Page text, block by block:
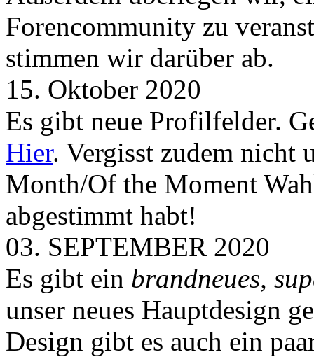
Forencommunity zu
stimmen wir darüber ab.
15. Oktober 2020
Es gibt neue Profilfelder.
Hier. Vergisst zudem nicht
Month/Of the Moment
abgestimmt habt!
03. SEPTEMBER 2020
Es gibt ein brandneues,
unser neues Hauptdesign
Design gibt es auch ein